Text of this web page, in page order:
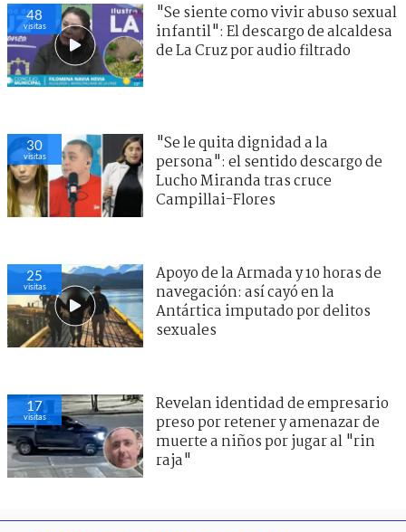
48
visitas
"Se siente como vivir abuso sexual
infantil": El descargo de alcaldesa
de La Cruz por audio filtrado
30
visitas
"Se le quita dignidad a la
persona": el sentido descargo de
Lucho Miranda tras cruce
Campillai-Flores
25
visitas
Apoyo de la Armada y 10 horas de
navegación: así cayó en la
Antártica imputado por delitos
sexuales
17
visitas
Revelan identidad de empresario
preso por retener y amenazar de
muerte a niños por jugar al "rin
raja"